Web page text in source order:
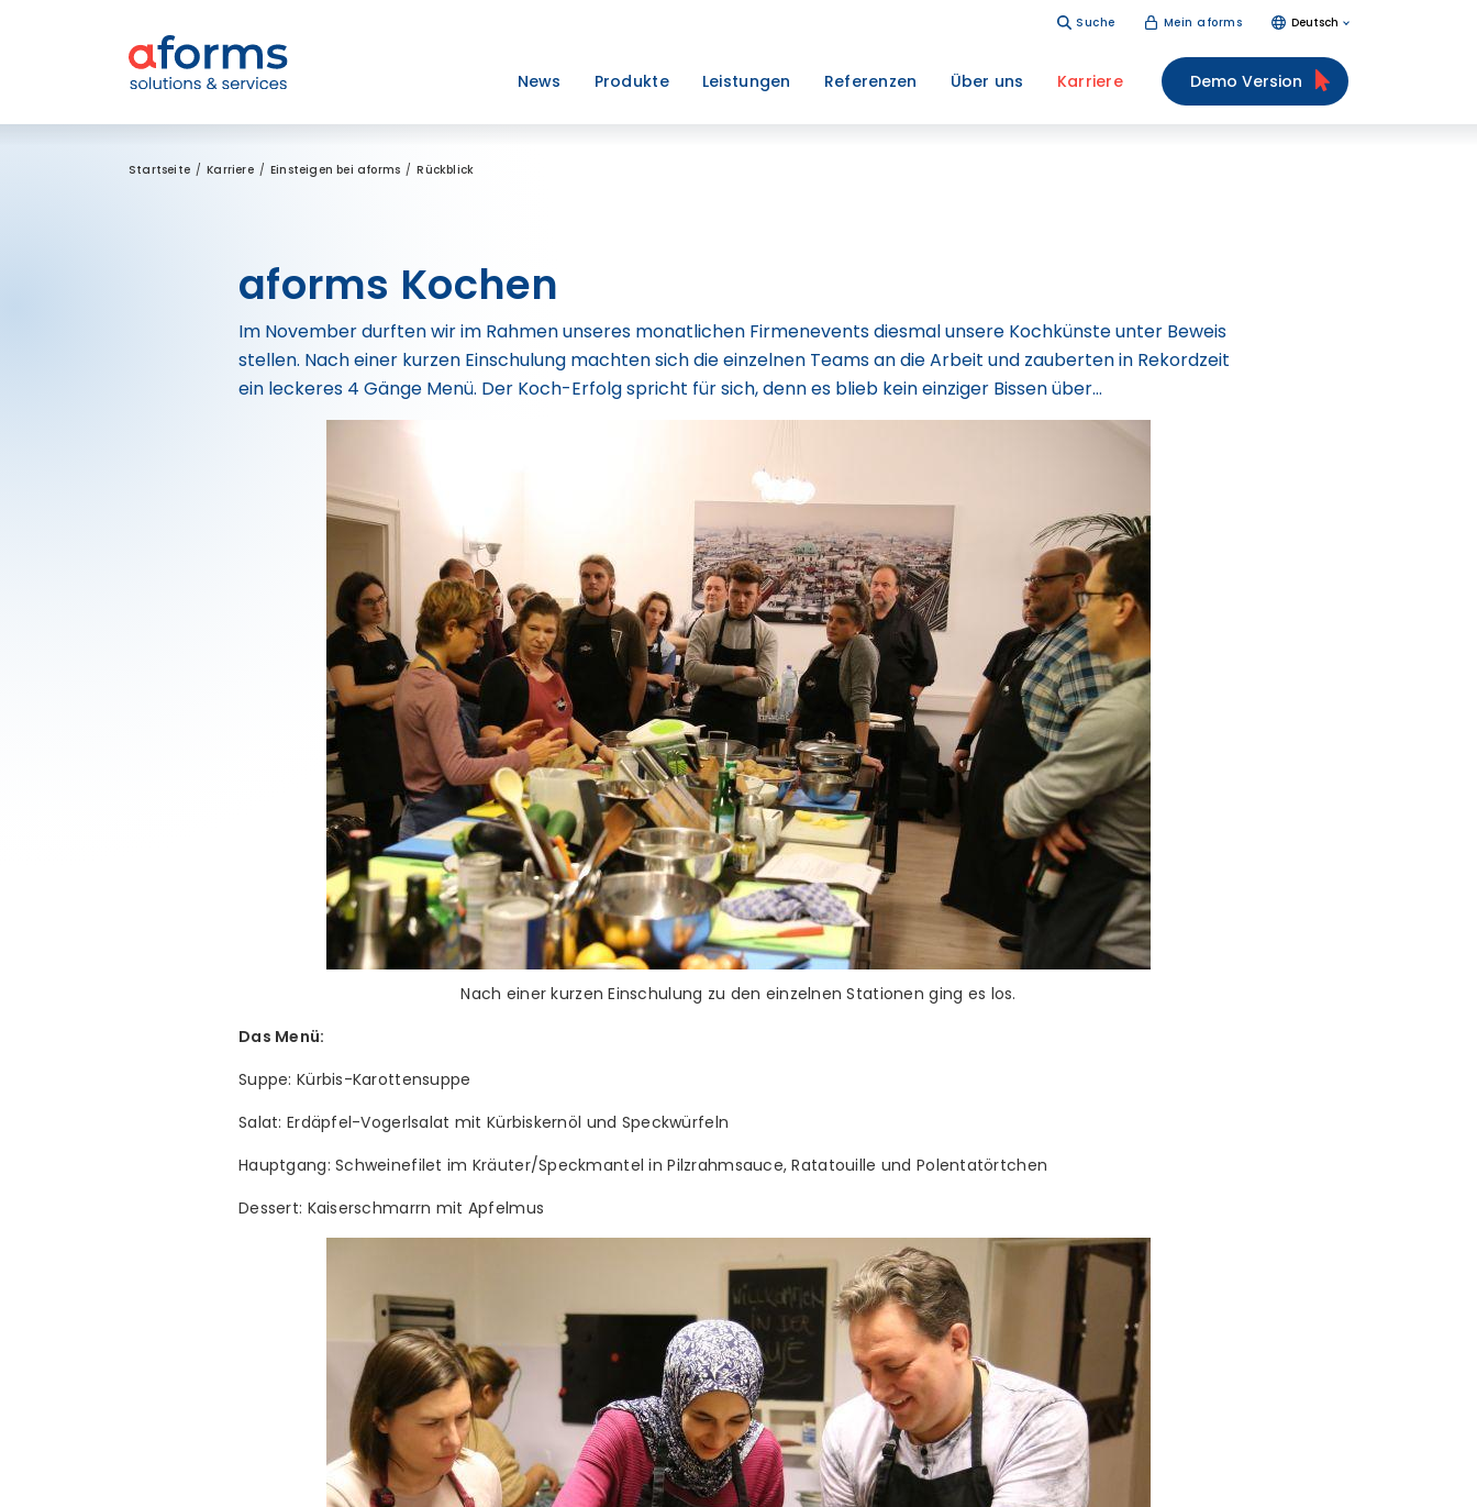
Suche Mein aforms Deutsch
News Produkte Leistungen Referenzen Über uns Karriere Demo Version
Startseite Karriere Einsteigen bei aforms Rückblick
aforms Kochen
Im November durften wir im Rahmen unseres monatlichen Firmenevents diesmal unsere Kochkünste unter Beweis
stellen. Nach einer kurzen Einschulung machten sich die einzelnen Teams an die Arbeit und zauberten in Rekordzeit
ein leckeres 4 Gänge Menü. Der Koch-Erfolg spricht für sich, denn es blieb kein einziger Bissen über…
Nach einer kurzen Einschulung zu den einzelnen Stationen ging es los.
Das Menü:
Suppe: Kürbis-Karottensuppe
Salat: Erdäpfel-Vogerlsalat mit Kürbiskernöl und Speckwürfeln
Hauptgang: Schweinefilet im Kräuter/Speckmantel in Pilzrahmsauce, Ratatouille und Polentatörtchen
Dessert: Kaiserschmarrn mit Apfelmus